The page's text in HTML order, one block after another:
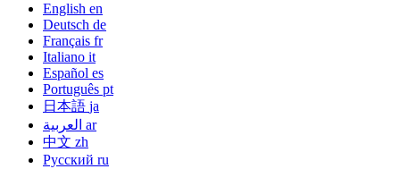
English en
Deutsch de
Français fr
Italiano it
Español es
Português pt
日本語 ja
ar
中文 zh
Русский ru